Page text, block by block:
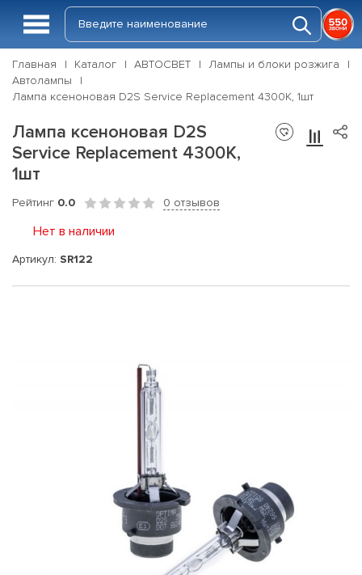
Главная Каталог АВТОСВЕТ
Лампы и блоки розжига
Автолампы
Лампа ксеноновая D2S Service Replacement 4300K, 1шт
Лампа ксеноновая D2S
Service Replacement 4300K,
1шт
Рейтинг 0.0 0 отзывов
Нет в наличии
Артикул: SR122